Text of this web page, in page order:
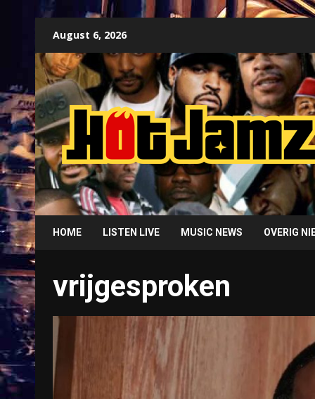
content
August 6, 2026
HOME LISTEN LIVE MUSIC NEWS OVERIG
vrijgesproken